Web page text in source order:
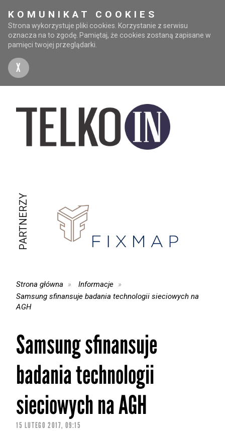
KOMUNIKAT COOKIES
Strona wykorzystuje pliki cookies. Korzystanie z serwisu
oznacza na to zgodę. Pamiętaj, że cookies zostaną zapisane w
pamięci twojej przeglądarki.
X
PARTNERZY
Strona główna
Informacje
Samsung sfinansuje badania technologii sieciowych na
AGH
Samsung sfinansuje
badania technologii
sieciowych na AGH
15 LUTEGO 2017, 09:15